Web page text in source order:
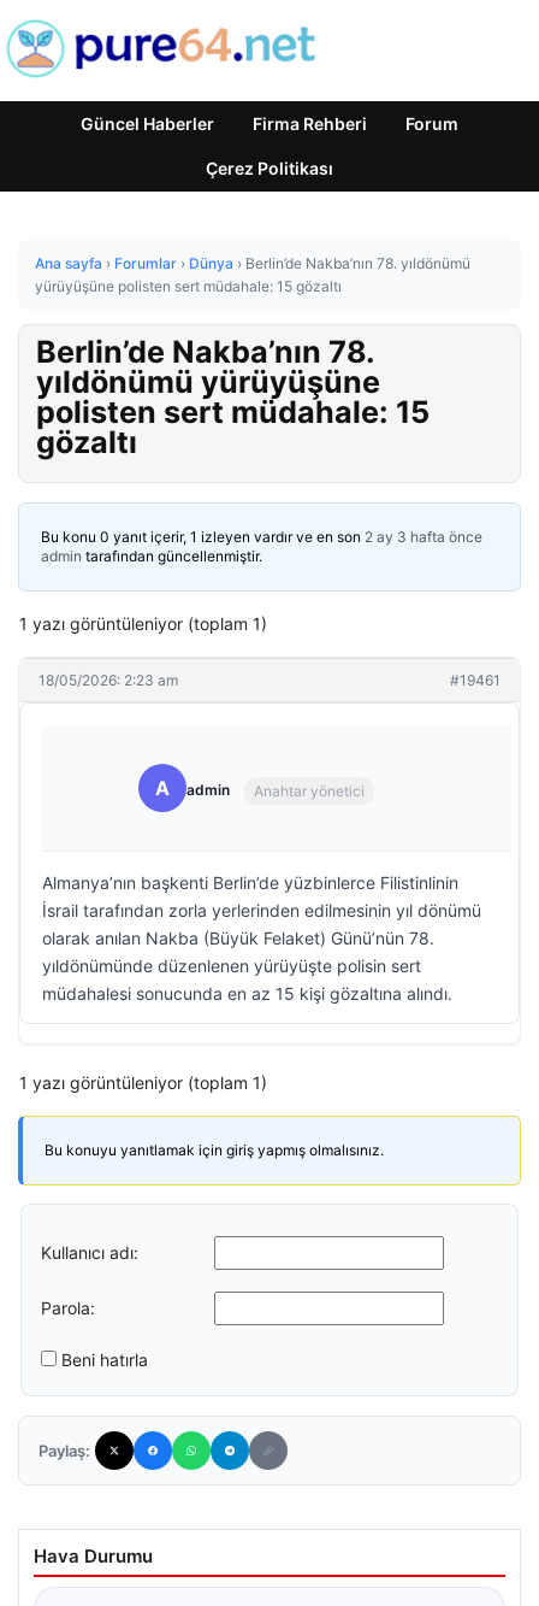
Güncel Haberler Firma Rehberi Forum
Çerez Politikası
Ana sayfa › Forumlar › Dünya › Berlin’de Nakba’nın 78. yıldönümü
yürüyüşüne polisten sert müdahale: 15 gözaltı
Berlin’de Nakba’nın 78.
yıldönümü yürüyüşüne
polisten sert müdahale: 15
gözaltı
Bu konu 0 yanıt içerir, 1 izleyen vardır ve en son 2 ay 3 hafta önce
admin tarafından güncellenmiştir.
1 yazı görüntüleniyor (toplam 1)
18/05/2026: 2:23 am #19461
A admin Anahtar yönetici
Almanya’nın başkenti Berlin’de yüzbinlerce Filistinlinin
İsrail tarafından zorla yerlerinden edilmesinin yıl dönümü
olarak anılan Nakba (Büyük Felaket) Günü’nün 78.
yıldönümünde düzenlenen yürüyüşte polisin sert
müdahalesi sonucunda en az 15 kişi gözaltına alındı.
1 yazı görüntüleniyor (toplam 1)
Bu konuyu yanıtlamak için giriş yapmış olmalısınız.
Kullanıcı adı:
Parola:
Beni hatırla
Paylaş:
Hava Durumu